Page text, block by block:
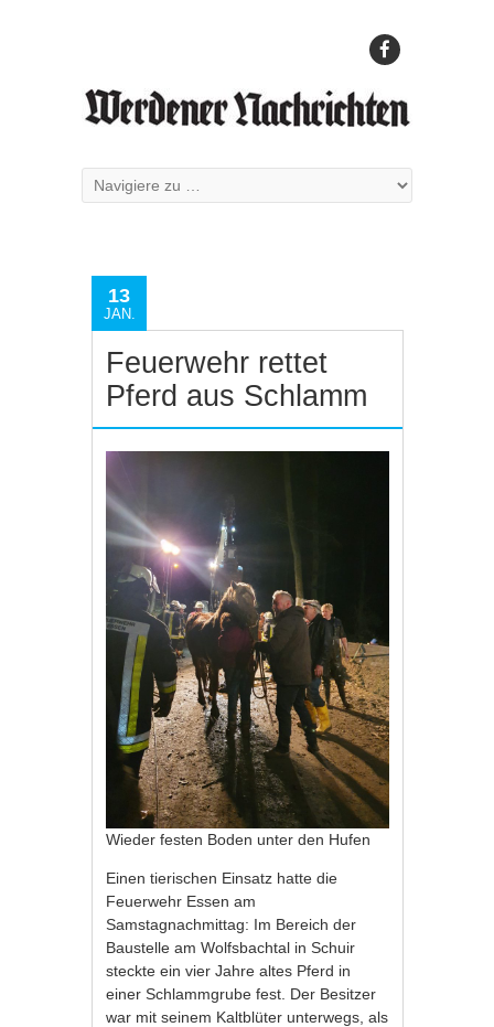
13
JAN.
Feuerwehr rettet
Pferd aus Schlamm
Wieder festen Boden unter den Hufen
Einen tierischen Einsatz hatte die
Feuerwehr Essen am
Samstagnachmittag: Im Bereich der
Baustelle am Wolfsbachtal in Schuir
steckte ein vier Jahre altes Pferd in
einer Schlammgrube fest. Der Besitzer
war mit seinem Kaltblüter unterwegs, als